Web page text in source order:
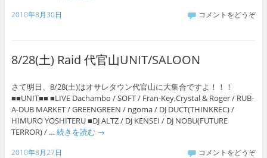
2010年8月30日 コメントをどうぞ
8/28(土) Raid 代官山UNIT/SALOON
さて明日、8/28(土)はオサレタウン代官山に大集合ですよ！！！
■■UNIT■■ ■LIVE Dachambo / SOFT / Fran-Key,Crystal & Roger / RUB-
A-DUB MARKET / GREENGREEN / ngoma / DJ DUCT(THINKREC) /
HIMURO YOSHITERU ■DJ ALTZ / DJ KENSEI / DJ NOBU(FUTURE
TERROR) / … 続きを読む →
2010年8月27日 コメントをどうぞ